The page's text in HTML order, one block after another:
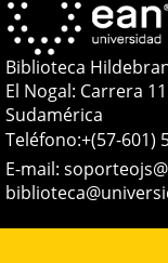
Biblioteca
El Nogal: Carrera
Sudamérica
Teléfono:+(57-601)
E-mail: